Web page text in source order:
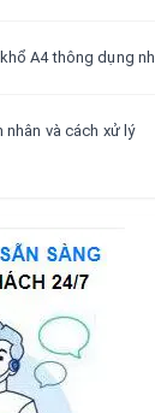
A4 thông dụng
nhân và cách xử lý